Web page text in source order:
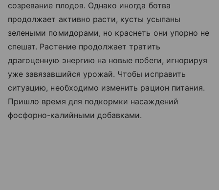
созревание плодов. Однако иногда ботва
продолжает активно расти, кусты усыпаны
зелеными помидорами, но краснеть они упорно не
спешат. Растение продолжает тратить
драгоценную энергию на новые побеги, игнорируя
уже завязавшийся урожай. Чтобы исправить
ситуацию, необходимо изменить рацион питания.
Пришло время для подкормки насаждений
фосфорно-калийными добавками.